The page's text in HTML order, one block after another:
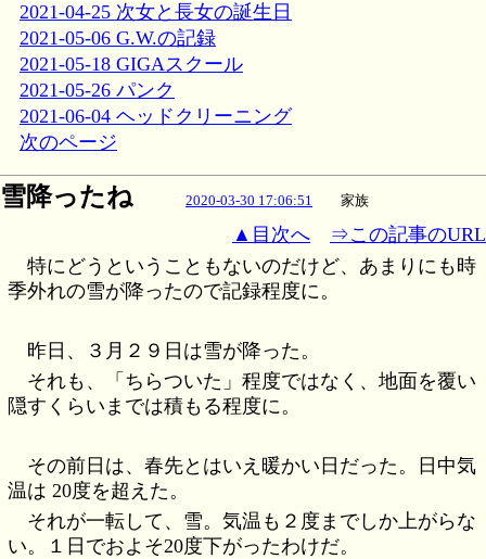
2021-04-25 次女と長女の誕生日
2021-05-06 G.W.の記録
2021-05-18 GIGAスクール
2021-05-26 パンク
2021-06-04 ヘッドクリーニング
次のページ
雪降ったね 2020-03-30 17:06:51 家族
▲目次へ
⇒この記事のURL
特にどうということもないのだけど、あまりにも時
季外れの雪が降ったので記録程度に。
昨日、３月２９日は雪が降った。
それも、「ちらついた」程度ではなく、地面を覆い
隠すくらいまでは積もる程度に。
その前日は、春先とはいえ暖かい日だった。日中気
温は 20度を超えた。
それが一転して、雪。気温も２度までしか上がらな
い。１日でおよそ20度下がったわけだ。